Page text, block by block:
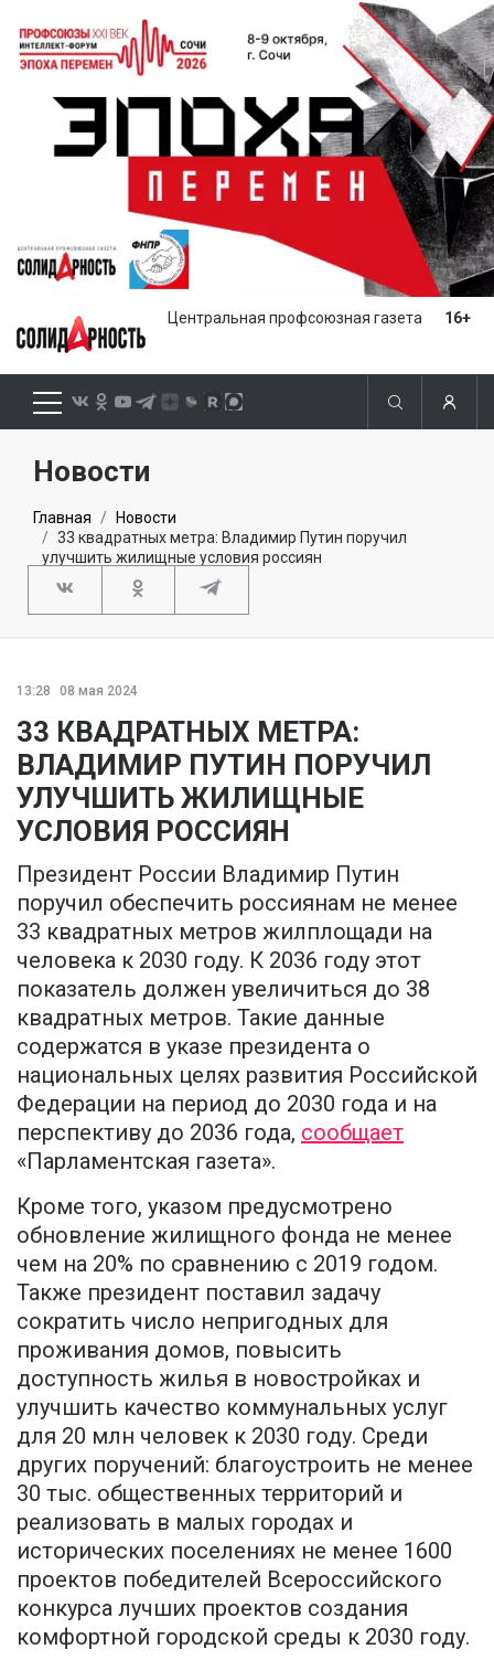
Центральная профсоюзная газета 16+
Новости
Главная
Новости
33 квадратных метра: Владимир Путин поручил
улучшить жилищные условия россиян
13:28 08 мая 2024
33 КВАДРАТНЫХ МЕТРА:
ВЛАДИМИР ПУТИН ПОРУЧИЛ
УЛУЧШИТЬ ЖИЛИЩНЫЕ
УСЛОВИЯ РОССИЯН
Президент России Владимир Путин
поручил обеспечить россиянам не менее
33 квадратных метров жилплощади на
человека к 2030 году. К 2036 году этот
показатель должен увеличиться до 38
квадратных метров. Такие данные
содержатся в указе президента о
национальных целях развития Российской
Федерации на период до 2030 года и на
перспективу до 2036 года, сообщает
«Парламентская газета».
Кроме того, указом предусмотрено
обновление жилищного фонда не менее
чем на 20% по сравнению с 2019 годом.
Также президент поставил задачу
сократить число непригодных для
проживания домов, повысить
доступность жилья в новостройках и
улучшить качество коммунальных услуг
для 20 млн человек к 2030 году. Среди
других поручений: благоустроить не менее
30 тыс. общественных территорий и
реализовать в малых городах и
исторических поселениях не менее 1600
проектов победителей Всероссийского
конкурса лучших проектов создания
комфортной городской среды к 2030 году.